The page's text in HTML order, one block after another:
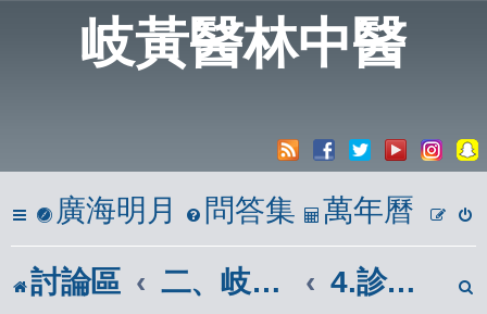
岐黃醫林中醫
廣海明月 問答集 萬年曆
討論區 二、岐黃懸壺居 4.診斷、醫理、病理